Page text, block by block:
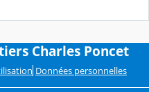
Charles Poncet
Données personnelles